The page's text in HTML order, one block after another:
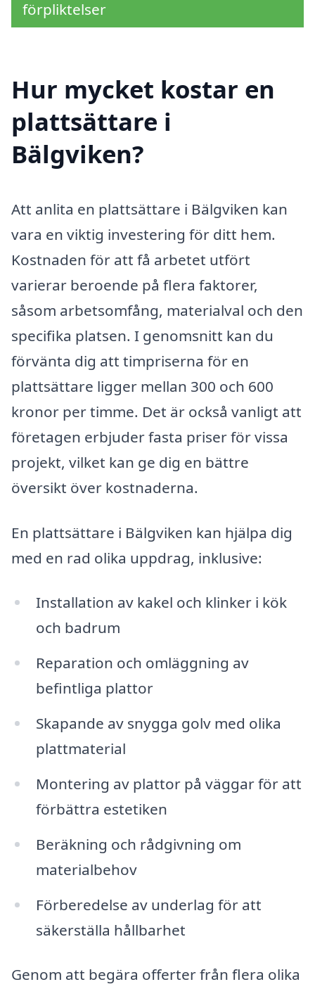
förpliktelser
Hur mycket kostar en
plattsättare i
Bälgviken?
Att anlita en plattsättare i Bälgviken kan
vara en viktig investering för ditt hem.
Kostnaden för att få arbetet utfört
varierar beroende på flera faktorer,
såsom arbetsomfång, materialval och den
specifika platsen. I genomsnitt kan du
förvänta dig att timpriserna för en
plattsättare ligger mellan 300 och 600
kronor per timme. Det är också vanligt att
företagen erbjuder fasta priser för vissa
projekt, vilket kan ge dig en bättre
översikt över kostnaderna.
En plattsättare i Bälgviken kan hjälpa dig
med en rad olika uppdrag, inklusive:
Installation av kakel och klinker i kök
och badrum
Reparation och omläggning av
befintliga plattor
Skapande av snygga golv med olika
plattmaterial
Montering av plattor på väggar för att
förbättra estetiken
Beräkning och rådgivning om
materialbehov
Förberedelse av underlag för att
säkerställa hållbarhet
Genom att begära offerter från flera olika